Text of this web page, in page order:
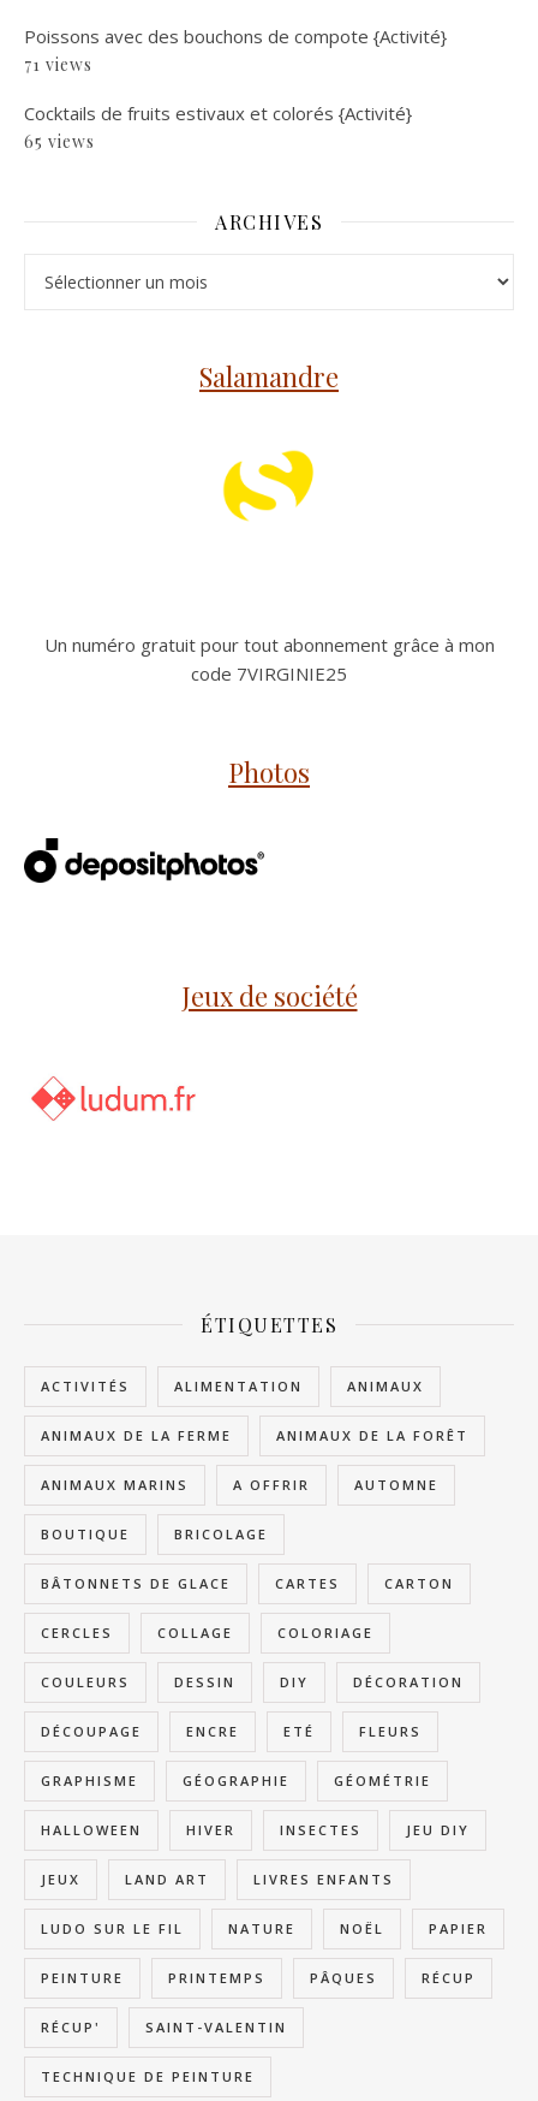
Poissons avec des bouchons de compote {Activité}
71 views
Cocktails de fruits estivaux et colorés {Activité}
65 views
ARCHIVES
Salamandre
Un numéro gratuit pour tout abonnement grâce à mon
code 7VIRGINIE25
Photos
Jeux de société
ÉTIQUETTES
ACTIVITÉS ALIMENTATION ANIMAUX
ANIMAUX DE LA FERME ANIMAUX DE LA FORÊT
ANIMAUX MARINS A OFFRIR AUTOMNE
BOUTIQUE BRICOLAGE
BÂTONNETS DE GLACE CARTES CARTON
CERCLES COLLAGE COLORIAGE
COULEURS DESSIN DIY DÉCORATION
DÉCOUPAGE ENCRE ETÉ FLEURS
GRAPHISME GÉOGRAPHIE GÉOMÉTRIE
HALLOWEEN HIVER INSECTES JEU DIY
JEUX LAND ART LIVRES ENFANTS
LUDO SUR LE FIL NATURE NOËL PAPIER
PEINTURE PRINTEMPS PÂQUES RÉCUP
RÉCUP' SAINT-VALENTIN
TECHNIQUE DE PEINTURE